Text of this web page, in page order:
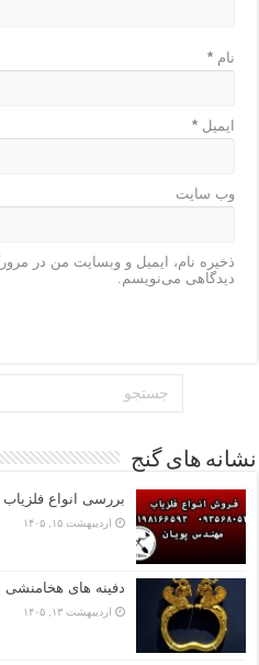
نام*
ایمیل*
وب‌ سایت
ذخیره نام، ایمیل و وبسایت من در
دیدگاهی می‌نویسم.
نشانه های گنج
بررسی انواع فلزیاب
اردیبهشت ۱۵, ۱۴۰۵
دفینه های هخامنشی
اردیبهشت ۱۳, ۱۴۰۵